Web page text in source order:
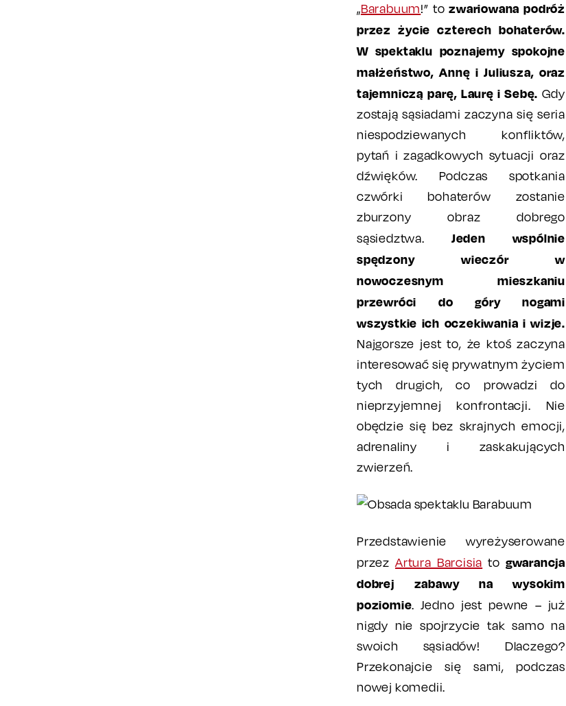
„Barabuum!” tozwariowana podróż
przez życie czterech bohaterów.
W spektaklu poznajemy spokojne
małżeństwo, Annę i Juliusza, oraz
tajemniczą parę, Laurę i Sebę. Gdy
zostają sąsiadami zaczyna się seria
niespodziewanych konfliktów,
pytań i zagadkowych sytuacji oraz
dźwięków. Podczas spotkania
czwórki bohaterów zostanie
zburzony obraz dobrego
sąsiedztwa. Jeden wspólnie
spędzony wieczór w
nowoczesnym mieszkaniu
przewróci do góry nogami
wszystkie ich oczekiwania i wizje.
Najgorsze jest to, że ktoś zaczyna
interesować się prywatnym życiem
tych drugich, co prowadzi do
nieprzyjemnej konfrontacji. Nie
obędzie się bez skrajnych emocji,
adrenaliny i zaskakujących
zwierzeń.
Przedstawienie wyreżyserowane
przez Artura Barcisia to gwarancja
dobrej zabawy na wysokim
poziomie. Jedno jest pewne – już
nigdy nie spojrzycie tak samo na
swoich sąsiadów! Dlaczego?
Przekonajcie się sami, podczas
nowej komedii.